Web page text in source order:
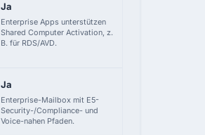
Ja
Enterprise Apps unterstützen
Shared Computer Activation, z.
B. für RDS/AVD.
Ja
Enterprise-Mailbox mit E5-
Security-/Compliance- und
Voice-nahen Pfaden.